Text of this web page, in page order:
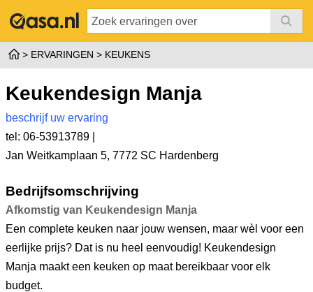
ERVARINGEN KEUKENS
Keukendesign Manja
beschrijf uw ervaring
tel: 06-53913789 |
Jan Weitkamplaan 5, 7772 SC Hardenberg
Bedrijfsomschrijving
Afkomstig van Keukendesign Manja
Een complete keuken naar jouw wensen, maar wèl voor een
eerlijke prijs? Dat is nu heel eenvoudig! Keukendesign
Manja maakt een keuken op maat bereikbaar voor elk
budget.